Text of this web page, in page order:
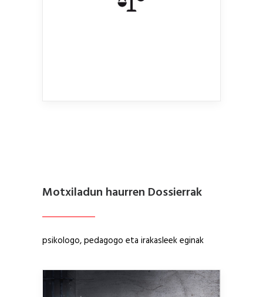
Motxiladun haurren Dossierrak
psikologo, pedagogo eta irakasleek eginak